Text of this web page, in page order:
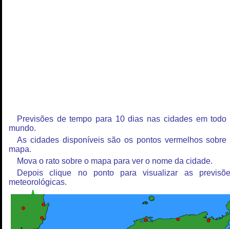
Previsões de tempo para 10 dias nas cidades em todo
mundo.
As cidades disponíveis são os pontos vermelhos sobre
mapa.
Mova o rato sobre o mapa para ver o nome da cidade.
Depois clique no ponto para visualizar as
meteorológicas.